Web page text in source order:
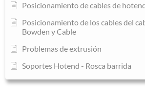
Posicionamiento de cables de
Posicionamiento de los cables del
Bowden y Cable
Problemas de extrusión
Soportes Hotend - Rosca barrida